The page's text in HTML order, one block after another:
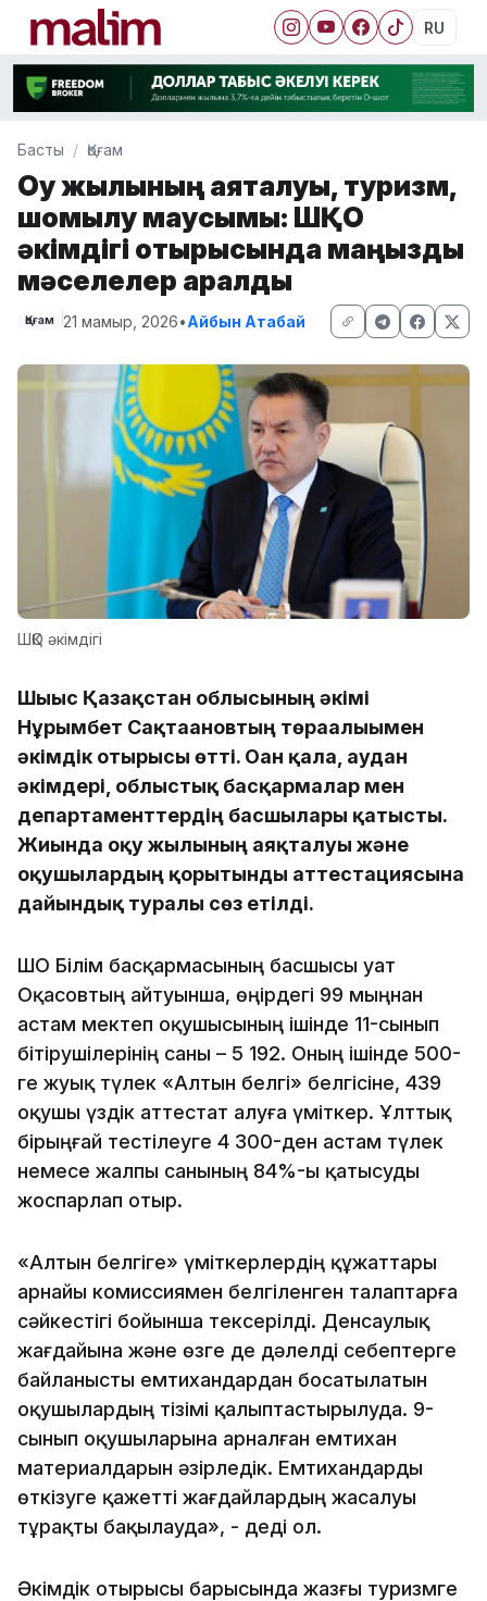
RU
Басты Қоғам
Оқу жылының аяқталуы, туризм,
шомылу маусымы: ШҚО
әкімдігі отырысында маңызды
мәселелер қаралды
Қоғам 21 мамыр, 2026•Айбын Атабай
ШҚО әкімдігі
Шығыс Қазақстан облысының әкімі
Нұрымбет Сақтағановтың төрағалығымен
әкімдік отырысы өтті. Оған қала, аудан
әкімдері, облыстық басқармалар мен
департаменттердің басшылары қатысты.
Жиында оқу жылының аяқталуы және
оқушылардың қорытынды аттестациясына
дайындық туралы сөз етілді.
ШҚО Білім басқармасының басшысы Қуат
Оқасовтың айтуынша, өңірдегі 99 мыңнан
астам мектеп оқушысының ішінде 11-сынып
бітірушілерінің саны – 5 192. Оның ішінде 500-
ге жуық түлек «Алтын белгі» белгісіне, 439
оқушы үздік аттестат алуға үміткер. Ұлттық
бірыңғай тестілеуге 4 300-ден астам түлек
немесе жалпы санының 84%-ы қатысуды
жоспарлап отыр.
«Алтын белгіге» үміткерлердің құжаттары
арнайы комиссиямен белгіленген талаптарға
сәйкестігі бойынша тексерілді. Денсаулық
жағдайына және өзге де дәлелді себептерге
байланысты емтихандардан босатылатын
оқушылардың тізімі қалыптастырылуда. 9-
сынып оқушыларына арналған емтихан
материалдарын әзірледік. Емтихандарды
өткізуге қажетті жағдайлардың жасалуы
тұрақты бақылауда», - деді ол.
Әкімдік отырысы барысында жазғы туризмге